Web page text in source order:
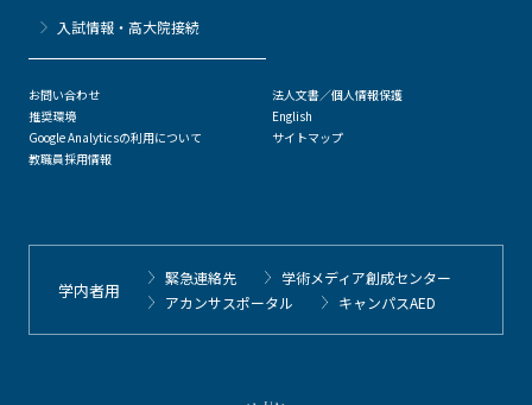
⼊試情報・高大院接続
お問い合わせ
推奨環境
Google Analyticsの利用について
教職員採用情報
法人文書／個人情報保護
English
サイトマップ
学内者用
緊急連絡先
学術メディア創成センター
アカンサスポータル
キャンパスAED